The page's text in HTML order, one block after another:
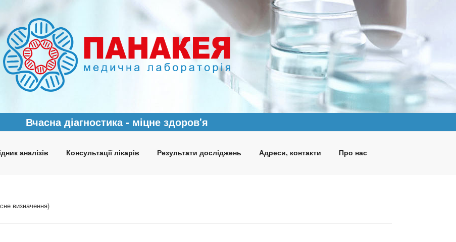
Вчасна діагностика - міцне здоров'я
аналізів Консультації лікарів Результати досліджень Адреси, контакти Про нас
визначення)